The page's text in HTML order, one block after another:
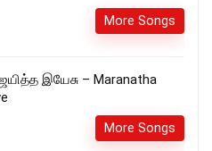
More Songs
இயேசு – Maranatha
More Songs